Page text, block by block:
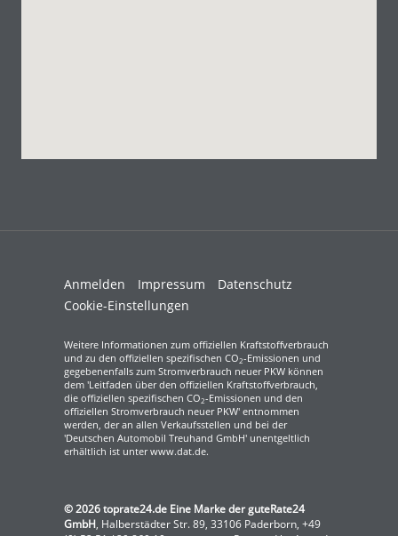
Anmelden Impressum
Datenschutz
Cookie-Einstellungen
Weitere Informationen zum offiziellen Kraftstoffverbrauch
und zu den offiziellen spezifischen CO2-Emissionen und
gegebenenfalls zum Stromverbrauch neuer PKW können
dem 'Leitfaden über den offiziellen Kraftstoffverbrauch,
die offiziellen spezifischen CO2-Emissionen und den
offiziellen Stromverbrauch neuer PKW' entnommen
werden, der an allen Verkaufsstellen und bei der
'Deutschen Automobil Treuhand GmbH' unentgeltlich
erhältlich ist unter www.dat.de.
© 2026toprate24.de Eine Marke der guteRate24
GmbH, Halberstädter Str. 89, 33106 Paderborn, +49